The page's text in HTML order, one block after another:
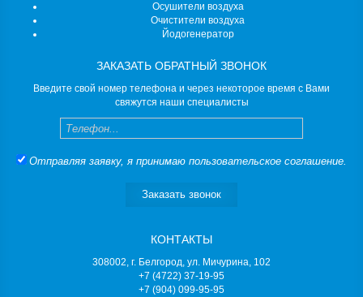
Осушители воздуха
Очистители воздуха
Йодогенератор
ЗАКАЗАТЬ ОБРАТНЫЙ ЗВОНОК
Введите свой номер телефона и через некоторое время с Вами
свяжутся наши специалисты
Телефон
Отправляя заявку, я принимаю пользовательское соглашение.
Заказать звонок
КОНТАКТЫ
308002, г. Белгород, ул. Мичурина, 102
+7 (4722) 37-19-95
+7 (904) 099-95-95